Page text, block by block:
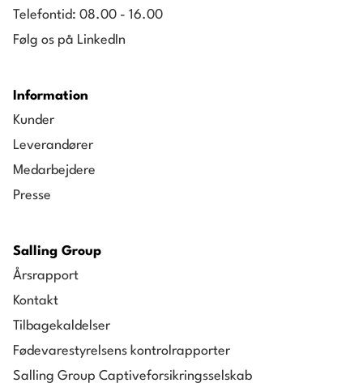
Telefontid: 08.00 - 16.00
Følg os på LinkedIn
Information
Kunder
Leverandører
Medarbejdere
Presse
Salling Group
Årsrapport
Kontakt
Tilbagekaldelser
Fødevarestyrelsens kontrolrapporter
Salling Group Captiveforsikringsselskab